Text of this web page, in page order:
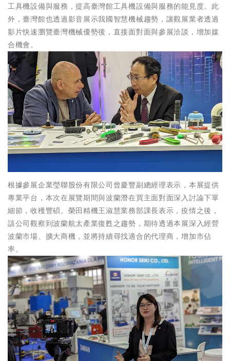
工具機設備與服務，提高臺灣館工具機設備與服務的能見度。此
外，臺灣館也透過影音展示我國智慧機械趨勢，讓觀展業者透過
影片快速瀏覽臺灣機械優勢後，直接面對面與參展洽談，增加媒
合機會。
根據參展企業瑩聯股份有限公司曾慶豐副總經理表示，本展提供
專業平台，本次在展覽期間與波蘭潛在買主面對面深入討論下單
細節，收穫豐碩。榮田精機王淑慧業務部課長表示，疫情之後，
該公司觀察到波蘭航太產業復甦之趨勢，期待透過本展深入經營
波蘭市場、擴大商機，並將持續尋找適合的代理商，增加市佔
率。